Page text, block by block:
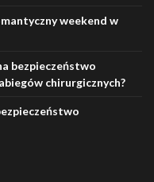
weekend w
bezpieczeństwo
chirurgicznych?